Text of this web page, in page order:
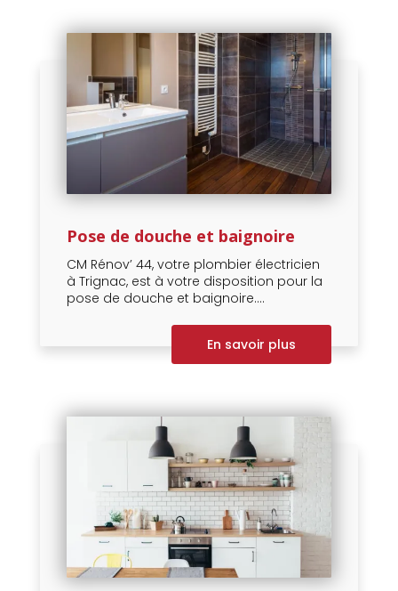
Pose de douche et baignoire
CM Rénov’ 44, votre plombier électricien
à Trignac, est à votre disposition pour la
pose de douche et baignoire....
En savoir plus